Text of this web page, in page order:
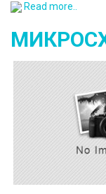
Read more..